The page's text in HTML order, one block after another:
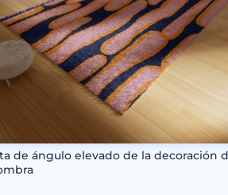
de ángulo elevado de la decoración